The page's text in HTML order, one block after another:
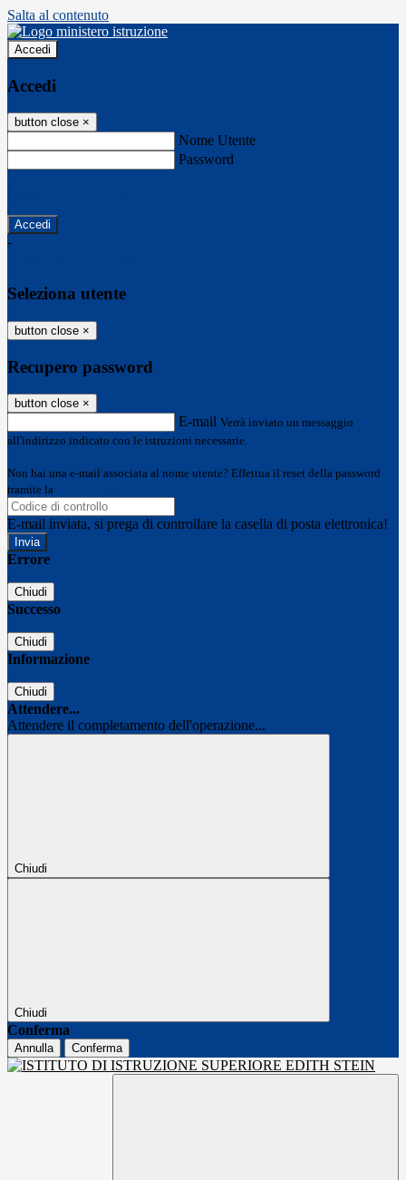
Salta al contenuto
Accedi
Accedi
button close ×
Nome Utente
Password
-
Seleziona utente
button close ×
Recupero password
button close ×
E-mail Verrà inviato un messaggio
all'indirizzo indicato con le istruzioni necessarie.
Non hai una e-mail associata al nome utente? Effettua il reset della password
tramite la
E-mail inviata, si prega di controllare la casella di posta elettronica!
Errore
Chiudi
Successo
Chiudi
Informazione
Chiudi
Attendere...
Attendere il completamento dell'operazione...
Chiudi
Chiudi
Conferma
Annulla Conferma